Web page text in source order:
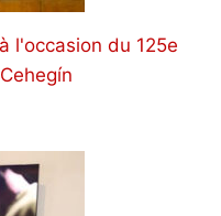
l'occasion du 125e